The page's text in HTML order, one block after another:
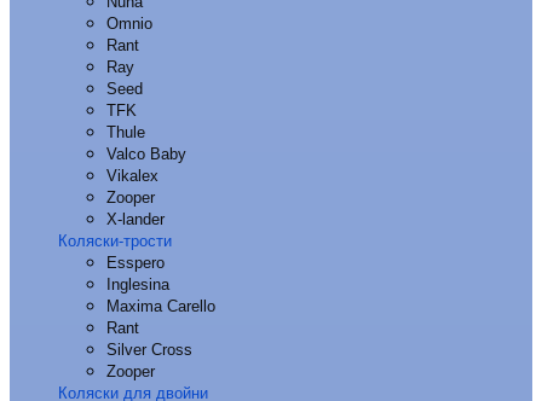
Omnio
Rant
Ray
Seed
TFK
Thule
Valco Baby
Vikalex
Zooper
X-lander
Коляски-трости
Esspero
Inglesina
Maxima Carello
Rant
Silver Cross
Zooper
Коляски для двойни